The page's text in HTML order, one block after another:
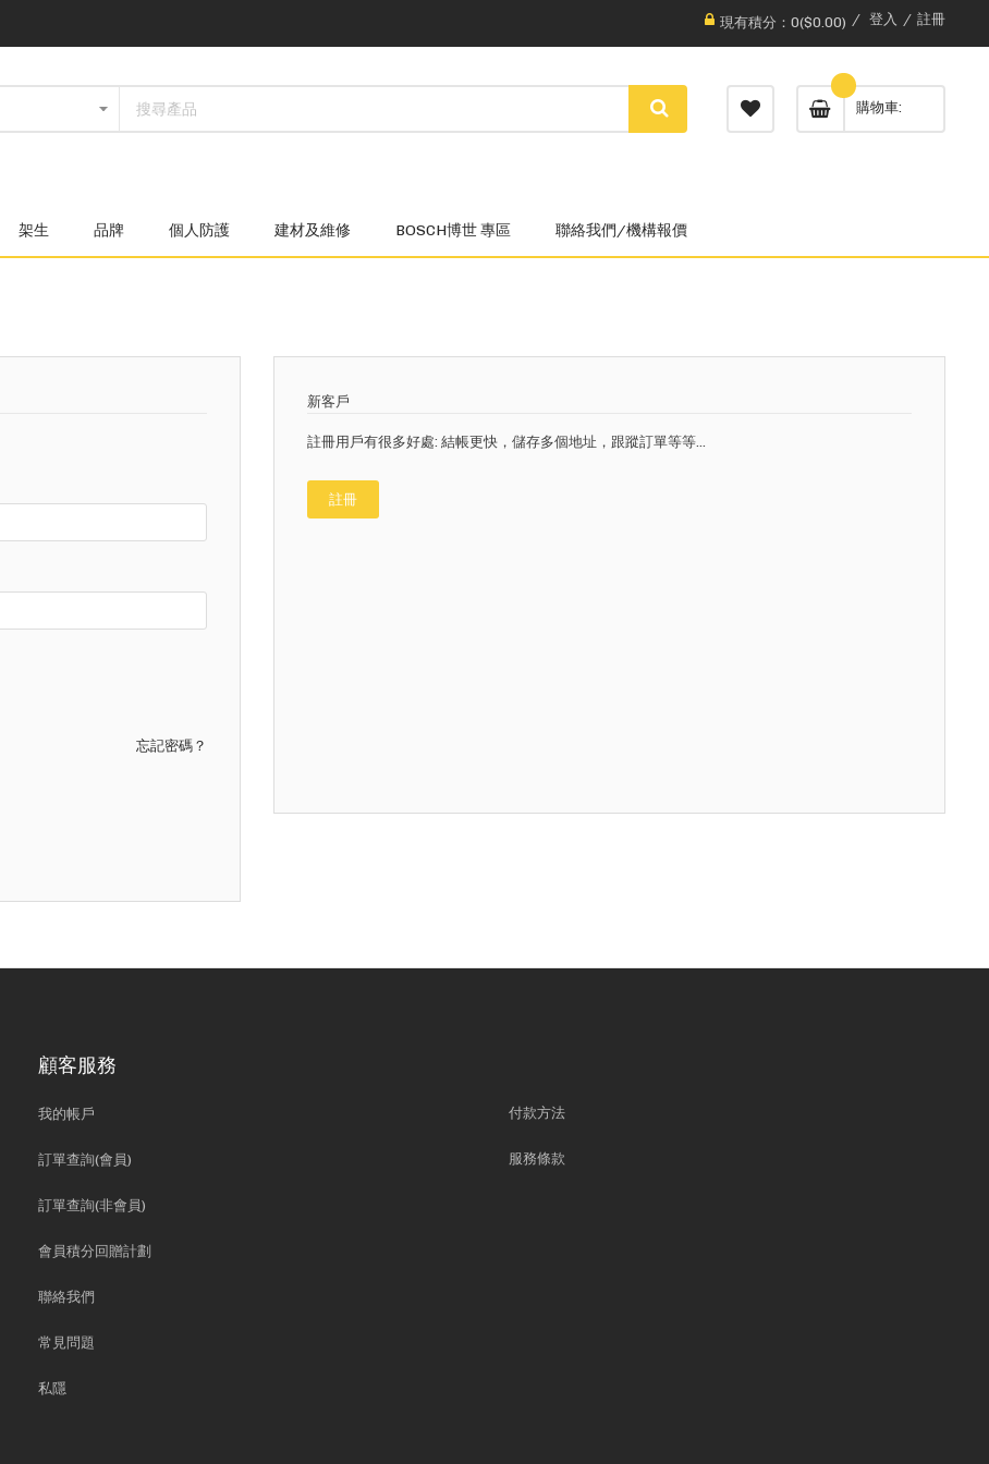
現有積分：0($0.00) 登入 註冊
購物車
架生 品牌 個人防護 建材及維修 BOSCH博世 專區 聯絡我們/機構報價
忘記密碼？
新客戶
註冊用戶有很多好處: 結帳更快，儲存多個地址，跟蹤訂單等等...
註冊
顧客服務
我的帳戶
訂單查詢(會員)
訂單查詢(非會員)
會員積分回贈計劃
聯絡我們
常見問題
私隱
付款方法
服務條款